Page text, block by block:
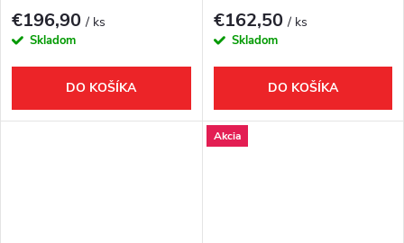
€196,90/ ks
Skladom
DO KOŠÍKA
€162,50/ ks
Skladom
DO KOŠÍKA
Akcia